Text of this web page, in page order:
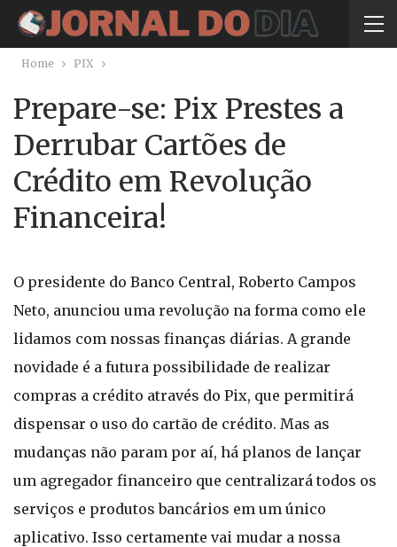
Home PIX
Prepare-se: Pix Prestes a
Derrubar Cartões de
Crédito em Revolução
Financeira!
O presidente do Banco Central, Roberto Campos
Neto, anunciou uma revolução na forma como ele
lidamos com nossas finanças diárias. A grande
novidade é a futura possibilidade de realizar
compras a crédito através do Pix, que permitirá
dispensar o uso do cartão de crédito. Mas as
mudanças não param por aí, há planos de lançar
um agregador financeiro que centralizará todos os
serviços e produtos bancários em um único
aplicativo. Isso certamente vai mudar a nossa